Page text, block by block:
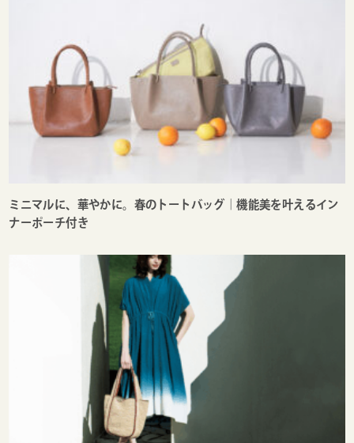
ミニマルに、華やかに。春のトートバッグ｜機能美を叶えるイン
ナーポーチ付き